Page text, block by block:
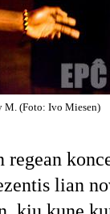
M. (Foto: Ivo Miesen)
lian